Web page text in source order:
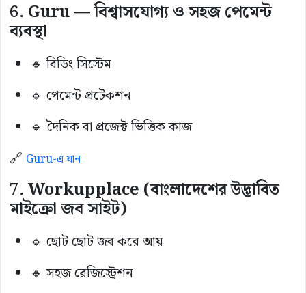
6. Guru — বিশ্বাসযোগ্য ও সহজ পেমেন্ট
ব্যবস্থা
🔹 বিডিং সিস্টেম
🔹 পেমেন্ট প্রটেকশন
🔹 দৈনিক বা প্রজেক্ট ভিত্তিক কাজ
🔗 Guru-এ যান
7. Workupplace (বাংলাদেশের উদ্ভাবিত
মাইক্রো জব সাইট)
🔹 ছোট ছোট জব করে আয়
🔹 সহজ রেজিস্ট্রেশন